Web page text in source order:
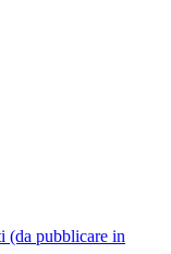
(da pubblicare in